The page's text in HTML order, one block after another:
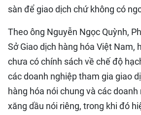
sàn để giao dịch chứ không có
Theo ông Nguyễn Ngọc Quỳnh,
Sở Giao dịch hàng hóa Việt Nam,
chưa có chính sách về chế độ
các doanh nghiệp tham gia giao
hàng hóa nói chung và các
xăng dầu nói riêng, trong khi đó